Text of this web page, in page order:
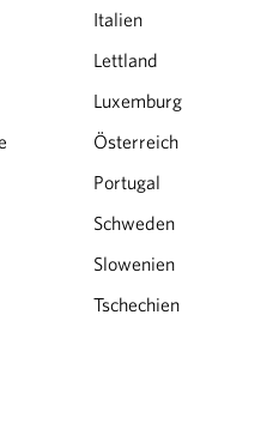
Italien
Lettland
Luxemburg
Österreich
Portugal
Schweden
Slowenien
Tschechien
werden. Gegen
Erdflöhe hilft ein